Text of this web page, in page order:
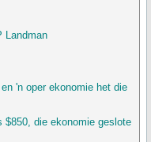
Landman
'n oper ekonomie het die
die ekonomie geslote